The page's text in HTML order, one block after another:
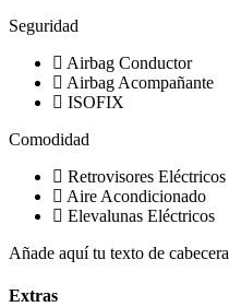
Seguridad
Airbag Conductor
Airbag Acompañante
ISOFIX
Comodidad
Retrovisores Eléctricos
Aire Acondicionado
Elevalunas Eléctricos
Añade aquí tu texto de cabecera
Extras